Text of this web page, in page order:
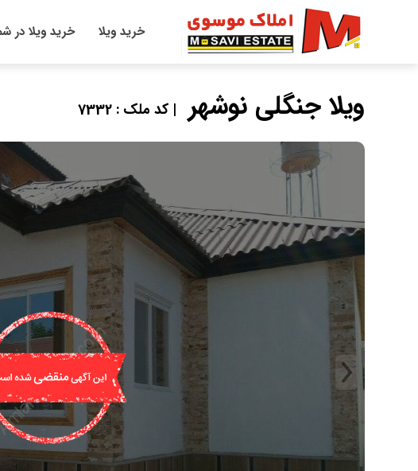
خرید ویلا خرید ویلا در
ویلا جنگلی نوشهر | کد ملک : 7332